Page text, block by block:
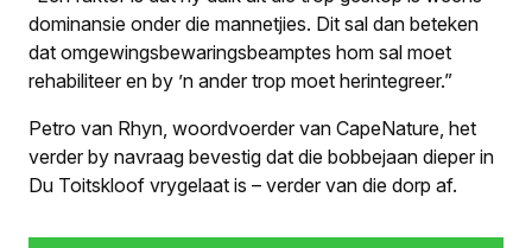
dominansie onder die mannetjies. Dit sal dan beteken
dat omgewingsbewaringsbeamptes hom sal moet
rehabiliteer en by ’n ander trop moet herintegreer.”
Petro van Rhyn, woordvoerder van CapeNature, het
verder by navraag bevestig dat die bobbejaan dieper in
Du Toitskloof vrygelaat is – verder van die dorp af.